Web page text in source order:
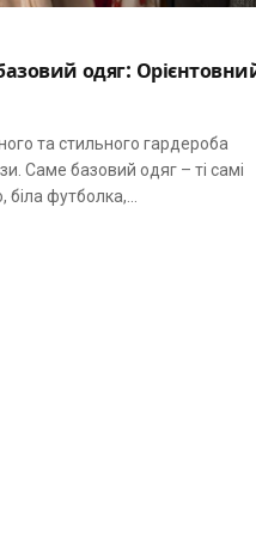
одяг:
та стильного гардероба
Саме базовий одяг – ті самі
футболка,…